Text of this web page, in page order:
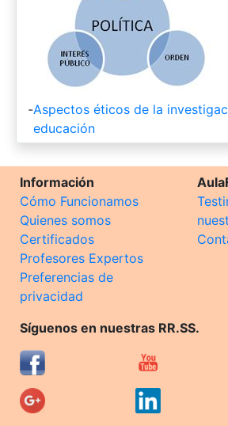
-Aspectos éticos de la
educación
Información
Cómo Funcionamos
Quienes somos
Certificados
Profesores Expertos
Preferencias de
privacidad
Síguenos en nuestras RR.SS.